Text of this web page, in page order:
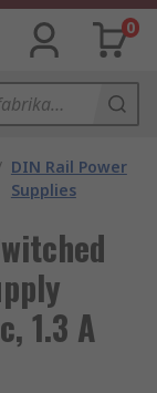
0
DIN Rail Power
Supplies
1.3 A